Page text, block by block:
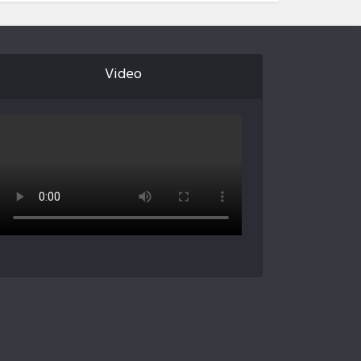
Video